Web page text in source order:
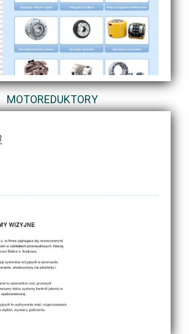
MOTOREDUKTORY